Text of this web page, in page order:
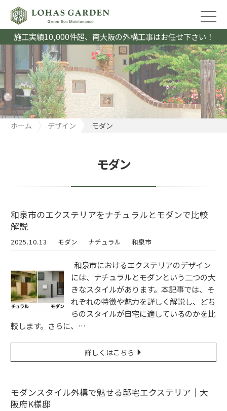
施工実績10,000件超、南大阪の外構工事はお任せ下さい！
ホーム デザイン モダン
モダン
和泉市のエクステリアをナチュラルとモダンで比較
解説
2025.10.13 モダン ナチュラル 和泉市
和泉市におけるエクステリアのデザイン
には、ナチュラルとモダンという二つの大
きなスタイルがあります。本記事では、そ
れぞれの特徴や魅力を詳しく解説し、どち
らのスタイルが自宅に適しているのかを比
較します。さらに、…
詳しくはこちら
モダンスタイル外構で魅せる邸宅エクステリア｜大
阪府K様邸